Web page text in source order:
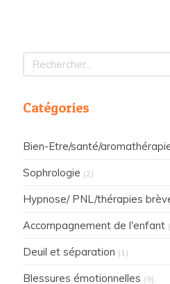
Rechercher
Catégories
Bien-Etre/santé/
Sophrologie (2)
Hypnose/ PNL/thérapies
Accompagnement de l'enfant
Deuil et séparation (1)
Blessures émotionnelles (9)